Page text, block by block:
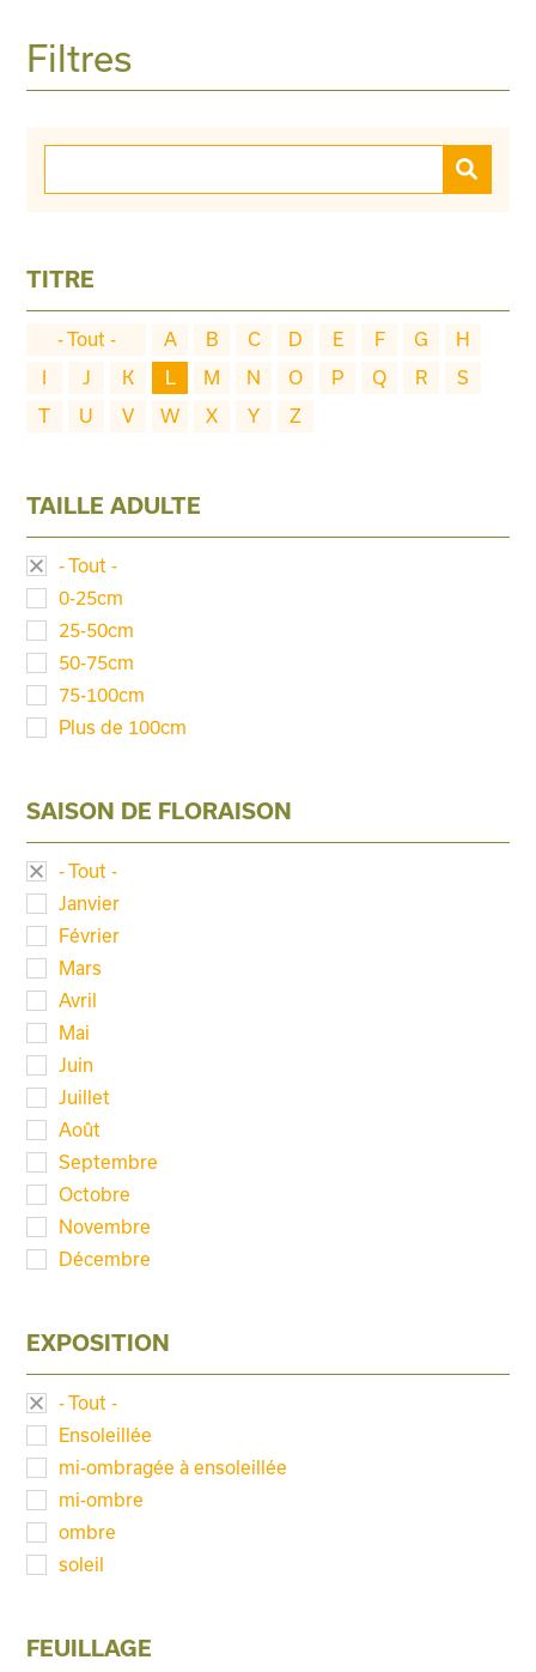
TITRE
- Tout - A B C D E F G
H
I
J K L M N O P Q R
S
T
U V W X Y Z
TAILLE ADULTE
- Tout -
0-25cm
25-50cm
50-75cm
75-100cm
Plus de 100cm
SAISON DE FLORAISON
- Tout -
Janvier
Février
Mars
Avril
Mai
Juin
Juillet
Août
Septembre
Octobre
Novembre
Décembre
EXPOSITION
- Tout -
Ensoleillée
mi-ombragée à ensoleillée
mi-ombre
ombre
soleil
FEUILLAGE